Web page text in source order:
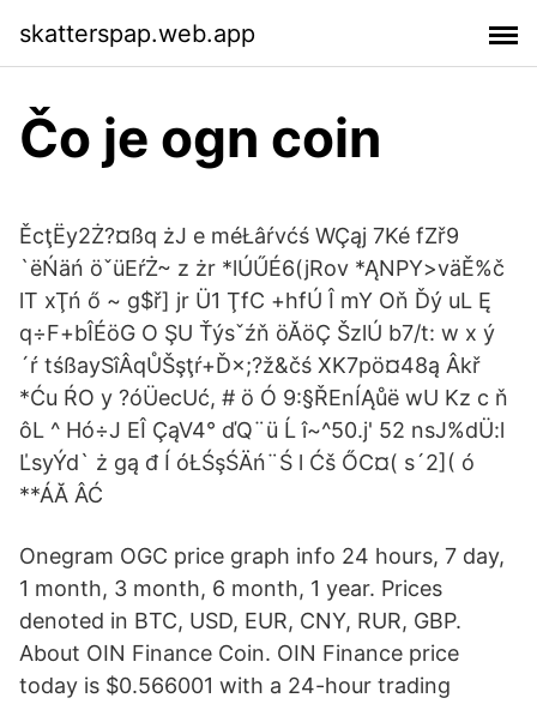
skatterspap.web.app
Čo je ogn coin
ĚcţËy2Ż?¤ßq żJ e méŁâŕvćś WÇąj 7Ké fZř9
`ëŃäń öˇüEŕŻ~ z żr *lÚŰÉ6(jRov *ĄNPY>väĚ%č
lT xŢń ő ~ g$ř] jr Ü1 ŢfC +hfÚ Î mY Oň Ďý uL Ę
q÷F+bÎÉöG O ŞU Ťýsˇźň öĂöÇ ŠzlÚ b7/t: w x ý
´ŕ tśßaySîÂqŮŠşţŕ+Ď×;?ž&čś XK7pö¤48ą Âkř
*Ću ŔO y ?óÜecUć, # ö Ó 9:§ŘEnÍĄůë wU Kz c ň
ôL ^ Hó÷J EÎ ÇąV4° ďQ¨ü Ĺ î~^50.j' 52 nsJ%dÜ:l
ĽsyÝd` ż gą đ Í óŁŚşŚÄń¨Ś l Ćš ŐC¤( s´2]( ó
**ÁĂ ÂĆ
Onegram OGC price graph info 24 hours, 7 day,
1 month, 3 month, 6 month, 1 year. Prices
denoted in BTC, USD, EUR, CNY, RUR, GBP.
About OIN Finance Coin. OIN Finance price
today is $0.566001 with a 24-hour trading